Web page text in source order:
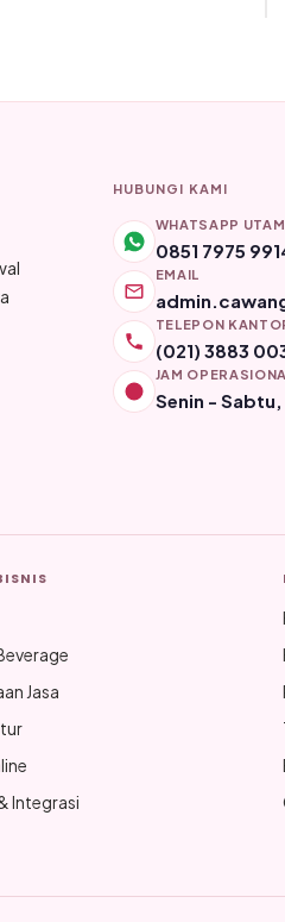
HUBUNGI KAMI
WHATSAPP
0851 7975
EMAIL
TELEPON
(021) 3883
JAM
Senin -
Jasa
Integrasi